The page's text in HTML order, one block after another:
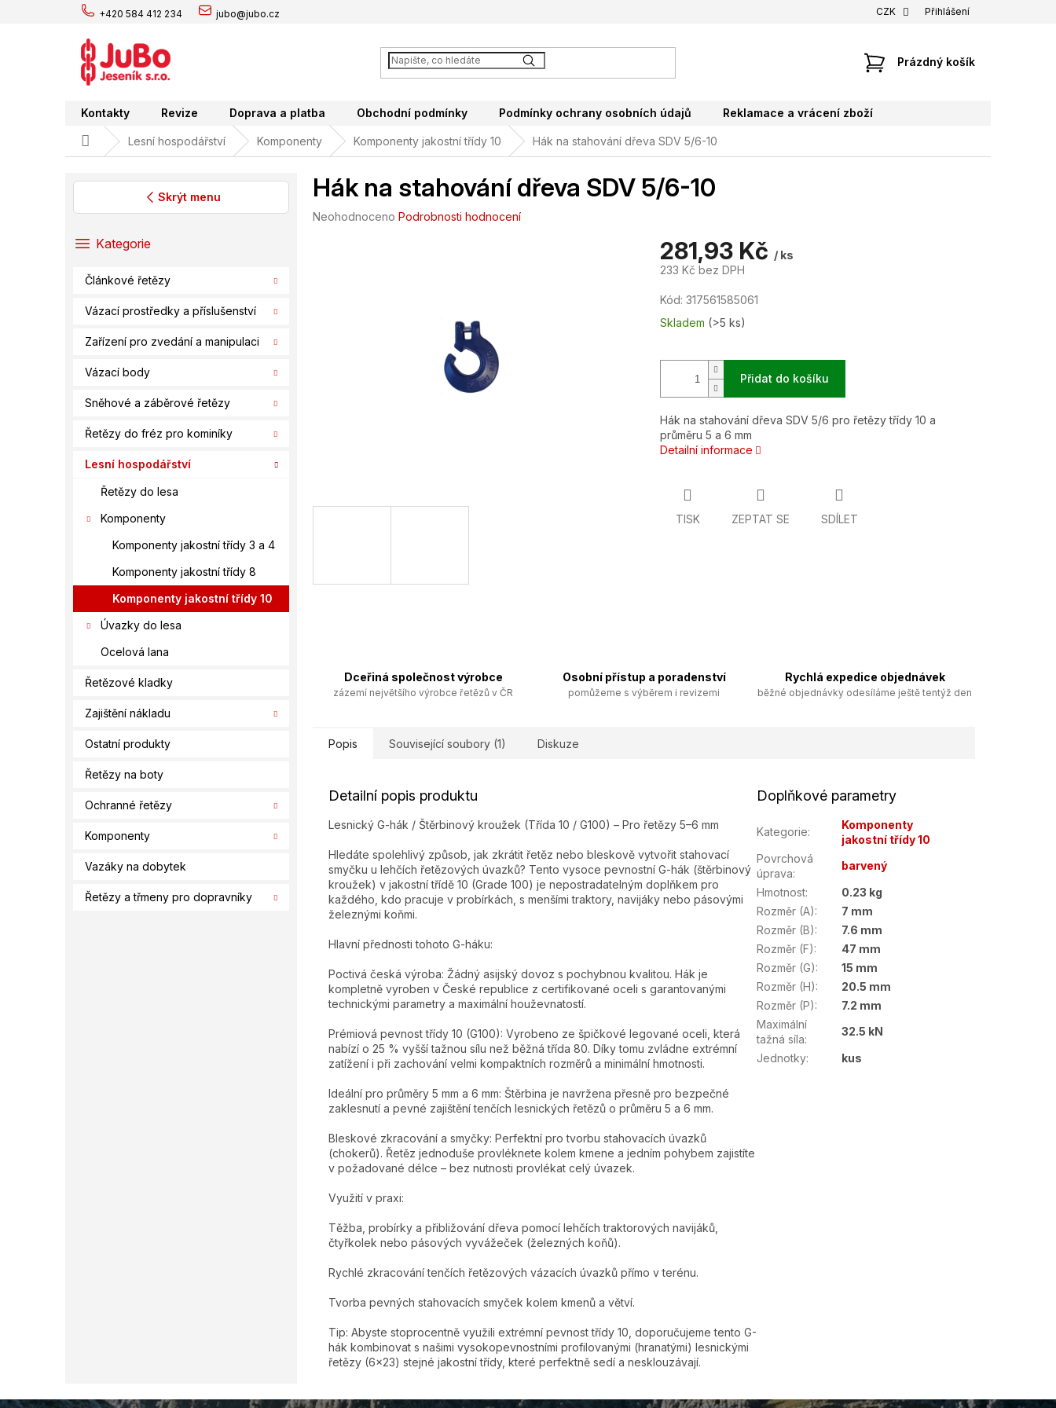
+420 584 412 234 jubo@jubo.cz CZK Přihlášení
NÁKUPNÍ
Prázdný košík
Kontakty Revize Doprava a platba Obchodní podmínky Podmínky ochrany osobních údajů Reklamace a vrácení zboží
Domů Lesní hospodářství Komponenty Komponenty jakostní třídy 10 Hák na stahování dřeva SDV 5/6-10
Skrýt menu
PřeskočitKategorie
Článkové řetězy
Vázací prostředky a příslušenství
Zařízení pro zvedání a manipulaci
Vázací body
Sněhové a záběrové řetězy
Řetězy do fréz pro kominíky
Lesní hospodářství
Řetězy do lesa
Komponenty
Komponenty jakostní třídy 3 a 4
Komponenty jakostní třídy 8
Komponenty jakostní třídy 10
Úvazky do lesa
Ocelová lana
Řetězové kladky
Zajištění nákladu
Ostatní produkty
Řetězy na boty
Ochranné řetězy
Komponenty
Vazáky na dobytek
Řetězy a třmeny pro dopravníky
Hák na stahování dřeva SDV 5/6-10
Průměrné
Neohodnoceno Podrobnosti hodnocení
281,93 Kč / ks
233 Kč bez DPH
Měrná
cena:
Kód: 317561585061
Skladem (>5 ks)
Přidat do košíku
Hák na stahování dřeva SDV 5/6 pro řetězy třídy 10 a
průměru 5 a 6 mm
Detailní informace
TISK ZEPTAT SE SDÍLET
Dceřiná společnost výrobce
zázemí největšího výrobce řetězů v ČR
Osobní přístup a poradenství
pomůžeme s výběrem i revizemi
Rychlá expedice objednávek
běžné objednávky odesíláme ještě tentýž den
Popis Související soubory (1) Diskuze
Detailní popis produktu
Lesnický G-hák / Štěrbinový kroužek (Třída 10 / G100) – Pro řetězy 5–6 mm
Hledáte spolehlivý způsob, jak zkrátit řetěz nebo bleskově vytvořit stahovací
smyčku u lehčích řetězových úvazků? Tento vysoce pevnostní G-hák (štěrbinový
kroužek) v jakostní třídě 10 (Grade 100) je nepostradatelným doplňkem pro
každého, kdo pracuje v probírkách, s menšími traktory, navijáky nebo pásovými
železnými koňmi.
Hlavní přednosti tohoto G-háku:
Poctivá česká výroba: Žádný asijský dovoz s pochybnou kvalitou. Hák je
kompletně vyroben v České republice z certifikované oceli s garantovanými
technickými parametry a maximální houževnatostí.
Prémiová pevnost třídy 10 (G100): Vyrobeno ze špičkové legované oceli, která
nabízí o 25 % vyšší tažnou sílu než běžná třída 80. Díky tomu zvládne extrémní
zatížení i při zachování velmi kompaktních rozměrů a minimální hmotnosti.
Ideální pro průměry 5 mm a 6 mm: Štěrbina je navržena přesně pro bezpečné
zaklesnutí a pevné zajištění tenčích lesnických řetězů o průměru 5 a 6 mm.
Bleskové zkracování a smyčky: Perfektní pro tvorbu stahovacích úvazků
(chokerů). Řetěz jednoduše provléknete kolem kmene a jedním pohybem zajistíte
v požadované délce – bez nutnosti provlékat celý úvazek.
Využití v praxi:
Těžba, probírky a přibližování dřeva pomocí lehčích traktorových navijáků,
čtyřkolek nebo pásových vyvážeček (železných koňů).
Rychlé zkracování tenčích řetězových vázacích úvazků přímo v terénu.
Tvorba pevných stahovacích smyček kolem kmenů a větví.
Tip: Abyste stoprocentně využili extrémní pevnost třídy 10, doporučujeme tento G-
hák kombinovat s našimi vysokopevnostními profilovanými (hranatými) lesnickými
řetězy (6x23) stejné jakostní třídy, které perfektně sedí a nesklouzávají.
Doplňkové parametry
Kategorie:
Komponenty
jakostní třídy 10
Povrchová
úprava:
barvený
Hmotnost:
0.23 kg
Rozměr (A):
7 mm
Rozměr (B):
7.6 mm
Rozměr (F):
47 mm
Rozměr (G):
15 mm
Rozměr (H):
20.5 mm
Rozměr (P):
7.2 mm
Maximální
tažná síla:
32.5 kN
Jednotky: kus